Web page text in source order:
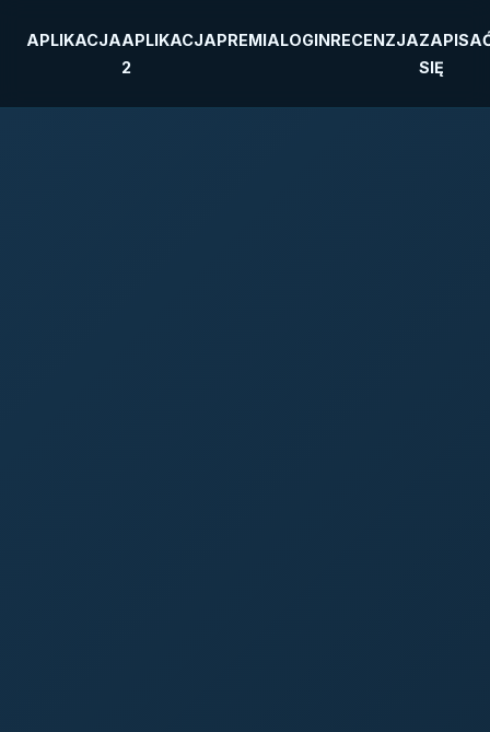
APLIKACJAAPLIKACJA
2
PREMIALOGINRECENZJA
SIĘ